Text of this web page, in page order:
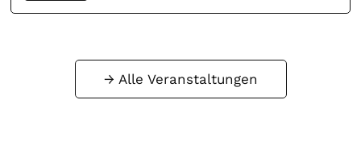
Alle Veranstaltungen